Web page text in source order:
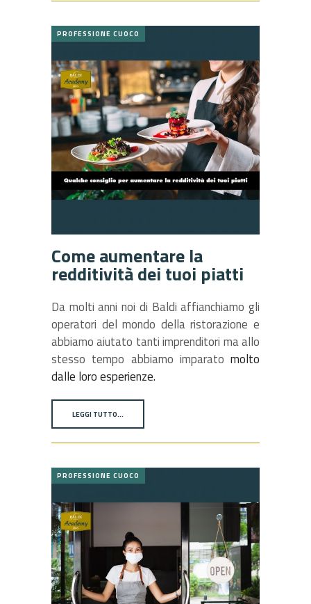
PROFESSIONE CUOCO
Come aumentare la
redditività dei tuoi piatti
Da molti anni noi di Baldi affianchiamo gli
operatori del mondo della ristorazione e
abbiamo aiutato tanti imprenditori ma allo
stesso tempo abbiamo imparato molto
dalle loro esperienze.
LEGGI TUTTO…
PROFESSIONE CUOCO